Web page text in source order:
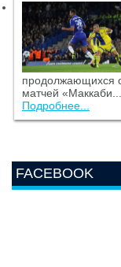
продолжающихся
матчей «Маккаби...
Подробнее...
FACEBOOK